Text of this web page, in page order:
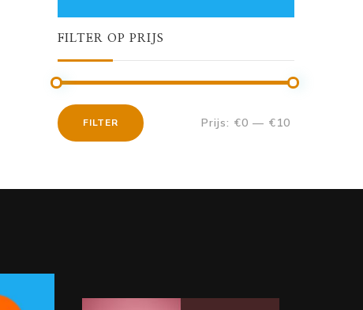
FILTER OP PRIJS
FILTER Prijs: €0 — €10